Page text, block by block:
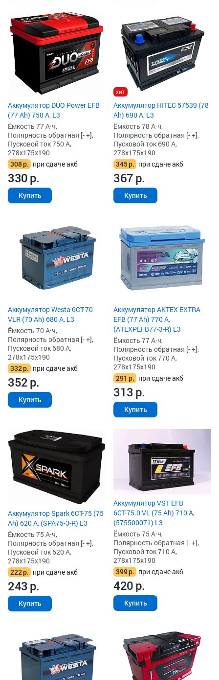
Аккумулятор DUO Power EFB
(77 Ah) 750 А, L3
Ёмкость 77 А·ч,
Полярность обратная [- +],
Пусковой ток 750 А,
278x175x190
308р. при сдаче акб
330р.
Купить
хит
Аккумулятор HITEC 57539 (78
Ah) 690 А, L3
Ёмкость 78 А·ч,
Полярность обратная [- +],
Пусковой ток 690 А,
278x175x190
345р. при сдаче акб
367р.
Купить
Аккумулятор Westa 6СТ-70
VLR (70 Ah) 680 А, L3
Ёмкость 70 А·ч,
Полярность обратная [- +],
Пусковой ток 680 А,
278x175x190
332р. при сдаче акб
352р.
Купить
Аккумулятор AKTEX EXTRA
EFB (77 Ah) 770 А,
(ATEXPEFB77-3-R) L3
Ёмкость 77 А·ч,
Полярность обратная [- +],
Пусковой ток 770 А,
278x175x190
291 р. при сдаче акб
313р.
Купить
Аккумулятор Spark 6СТ-75 (75
Ah) 620 А, (SPA75-3-R) L3
Ёмкость 75 А·ч,
Полярность обратная [- +],
Пусковой ток 620 А,
278x175x190
222р. при сдаче акб
243р.
Купить
Аккумулятор VST EFB
6СТ-75.0 VL (75 Ah) 710 А,
(575500071) L3
Ёмкость 75 А·ч,
Полярность обратная [- +],
Пусковой ток 710 А,
278x175x190
399р. при сдаче акб
420р.
Купить